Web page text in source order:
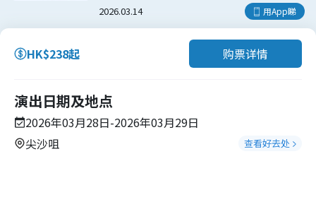
2026.03.14 用App睇
HK$238起 购票详情
演出日期及地点
2026年03月28日-2026年03月29日
尖沙咀
查看好去处